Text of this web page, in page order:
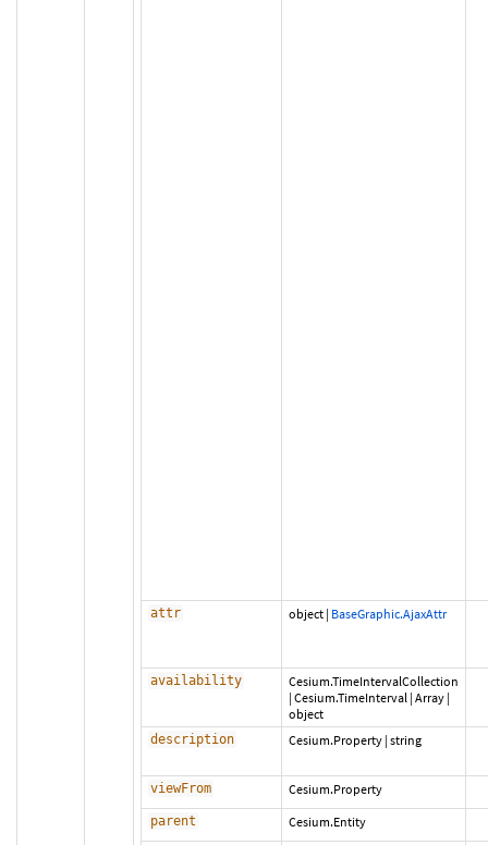
attr object | BaseGraphic.AjaxAttr
availability
Cesium.TimeIntervalCollection
| Cesium.TimeInterval | Array |
object
description Cesium.Property | string
viewFrom Cesium.Property
parent Cesium.Entity